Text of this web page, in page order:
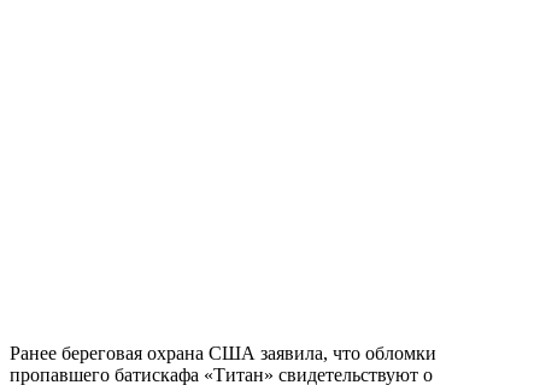
Ранее береговая охрана США заявила, что обломки
пропавшего батискафа «Титан» свидетельствуют о